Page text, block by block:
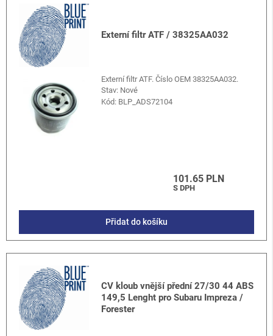
Externí filtr ATF / 38325AA032
Externí filtr ATF. Číslo OEM 38325AA032.
Stav: Nové
Kód: BLP_ADS72104
101.65 PLN
S DPH
Přidat do košíku
CV kloub vnější přední 27/30 44 ABS
149,5 Lenght pro Subaru Impreza /
Forester